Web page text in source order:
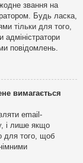
звання на
Будь ласка,
тільки для того,
повідомлень.
вимагається
email-
і лише якщо
для того, щоб